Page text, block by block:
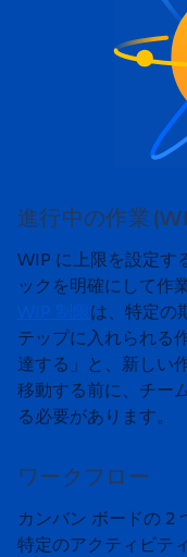
進行中の作業
WIP に上限を設定す
ックを明確にして作
WIP 制限は、特定の
テップに入れられる
達する」と、新しい
移動する前に、チー
る必要があります。
ワークフロー
カンバン ボードの 2
特定のアクティビテ